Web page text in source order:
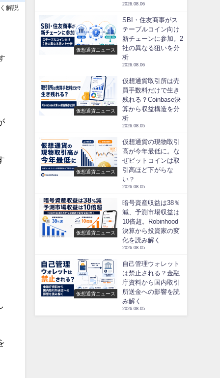
解説
2026.08.06
仮想通貨ニュース
SBI・住友商事がス
テーブルコイン向け
新チェーンに参加。2
社の異なる狙いを分
析
2026.08.06
仮想通貨ニュース
仮想通貨取引所は売
買手数料だけで生き
残れる？Coinbase決
算から収益構造を分
析
2026.08.05
仮想通貨ニュース
仮想通貨の現物取引
高が今年最低に。な
ぜビットコインは取
引高ほど下がらな
い？
2026.08.05
仮想通貨ニュース
暗号資産収益は38％
減、予測市場収益は
10倍超。Robinhood
決算から投資家の変
化を読み解く
2026.08.05
仮想通貨ニュース
自己管理ウォレット
は禁止される？金融
庁資料から国内取引
所送金への影響を読
み解く
2026.08.05